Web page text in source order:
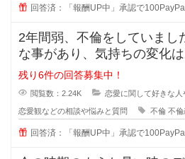
回答済：「報酬UP中」承認で
2年間弱、不倫をしていまし
な事があり、気持ちの変化
かく彼の事が大好きで一緒に
残り6件の回答募集中！
閲覧数：2.24K 恋愛に関して好きな
恋愛観などの相談や悩みと質問 不倫 不倫
回答済：「報酬UP中」承認で